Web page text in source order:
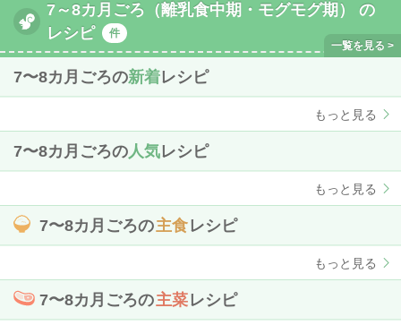
7～8カ月ごろ（離乳食中期・モグモグ期） の
レシピ
件
7〜8カ月ごろの新着レシピ
もっと見る
7〜8カ月ごろの人気レシピ
もっと見る
7〜8カ月ごろの主食レシピ
もっと見る
7〜8カ月ごろの主菜レシピ